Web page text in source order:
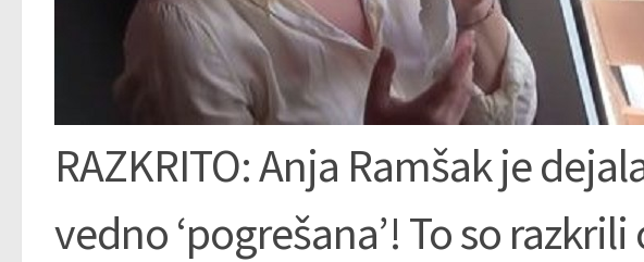
RAZKRITO: Anja Ramšak je
vedno ‘pogrešana’! To so